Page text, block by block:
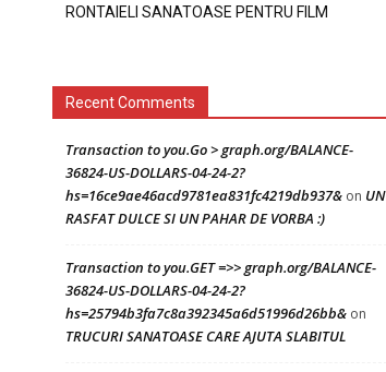
RONTAIELI SANATOASE PENTRU FILM
Recent Comments
Transaction to you.Go > graph.org/BALANCE-
36824-US-DOLLARS-04-24-2?
hs=16ce9ae46acd9781ea831fc4219db937& on UN
RASFAT DULCE SI UN PAHAR DE VORBA :)
Transaction to you.GET =>> graph.org/BALANCE-
36824-US-DOLLARS-04-24-2?
hs=25794b3fa7c8a392345a6d51996d26bb& on
TRUCURI SANATOASE CARE AJUTA SLABITUL